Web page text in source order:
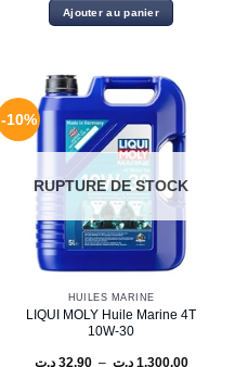
Ajouter au panier
-10%
RUPTURE DE STOCK
HUILES MARINE
LIQUI MOLY Huile Marine 4T
10W-30
32.90 د.ت – 1,300.00 د.ت
Plage